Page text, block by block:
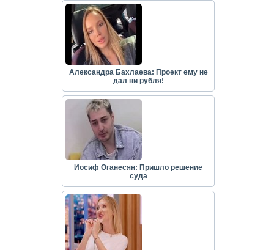
Александра Бахлаева: Проект ему не
дал ни рубля!
Иосиф Оганесян: Пришло решение
суда